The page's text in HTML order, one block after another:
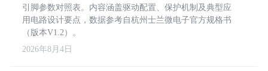
引脚参数对照表。内容涵盖驱动配置、保护机制及典型应
用电路设计要点，数据参考自杭州士兰微电子官方规格书
（版本V1.2）。
2026年8月4日